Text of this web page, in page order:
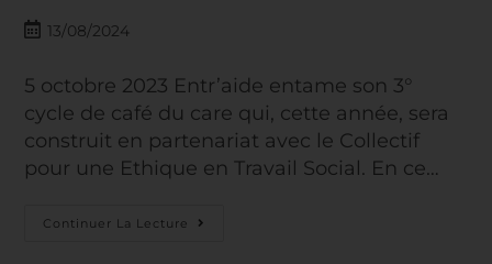
13/08/2024
5 octobre 2023 Entr’aide entame son 3°
cycle de café du care qui, cette année, sera
construit en partenariat avec le Collectif
pour une Ethique en Travail Social. En ce…
Continuer La Lecture